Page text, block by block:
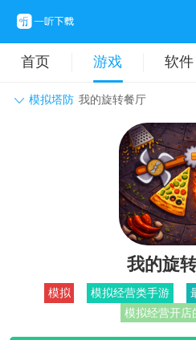
首页 游戏 软件
模拟塔防 我的旋转餐厅
动作格斗
卡牌对战
挂机养成
我的旋
模拟 模拟经营类手游
模拟经营开店